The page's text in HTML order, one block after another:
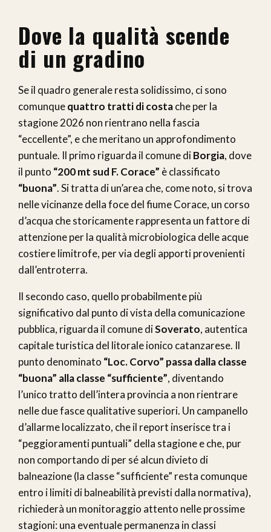
Dove la qualità scende
di un gradino
Se il quadro generale resta solidissimo, ci sono
comunquequattro tratti di costache per la
stagione 2026 non rientrano nella fascia
“eccellente”, e che meritano un approfondimento
puntuale. Il primo riguarda il comune diBorgia, dove
il punto “200 mt sud F. Corace” è classificato
“buona”. Si tratta di un’area che, come noto, si trova
nelle vicinanze della foce del fiume Corace, un corso
d’acqua che storicamente rappresenta un fattore di
attenzione per la qualità microbiologica delle acque
costiere limitrofe, per via degli apporti provenienti
dall’entroterra.
Il secondo caso, quello probabilmente più
significativo dal punto di vista della comunicazione
pubblica, riguarda il comune diSoverato, autentica
capitale turistica del litorale ionico catanzarese. Il
punto denominato “Loc. Corvo” passa dalla classe
“buona” alla classe “sufficiente”, diventando
l’unico tratto dell’intera provincia a non rientrare
nelle due fasce qualitative superiori. Un campanello
d’allarme localizzato, che il report inserisce tra i
“peggioramenti puntuali” della stagione e che, pur
non comportando di per sé alcun divieto di
balneazione (la classe “sufficiente” resta comunque
entro i limiti di balneabilità previsti dalla normativa),
richiederà un monitoraggio attento nelle prossime
stagioni: una eventuale permanenza in classi